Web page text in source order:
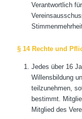
Verantwortlich
§ 14 Rechte und
Jedes über 16
Willensbildung
teilzunehmen,
bestimmt.
Mitglied des